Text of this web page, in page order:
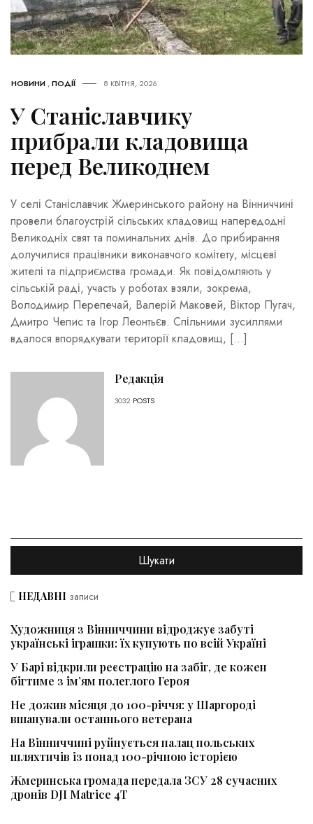
НОВИНИ ,ПОДІЇ 8 КВІТНЯ, 2026
У Станіславчику
прибрали кладовища
перед Великоднем
У селі Станіславчик Жмеринського району на Вінниччині
провели благоустрій сільських кладовищ напередодні
Великодніх свят та поминальних днів. До прибирання
долучилися працівники виконавчого комітету, місцеві
жителі та підприємства громади. Як повідомляють у
сільській раді, участь у роботах взяли, зокрема,
Володимир Перепечай, Валерій Маковей, Віктор Пугач,
Дмитро Чепис та Ігор Леонтьєв. Спільними зусиллями
вдалося впорядкувати території кладовищ, […]
Редакція
3032 POSTS
НЕДАВНІ записи
Художниця з Вінниччини відроджує забуті
українські іграшки: їх купують по всій Україні
У Барі відкрили реєстрацію на забіг, де кожен
бігтиме з ім’ям полеглого Героя
Не дожив місяця до 100-річчя: у Шаргороді
вшанували останнього ветерана
На Вінниччині руйнується палац польських
шляхтичів із понад 100-річною історією
Жмеринська громада передала ЗСУ 28 сучасних
дронів DJI Matrice 4T